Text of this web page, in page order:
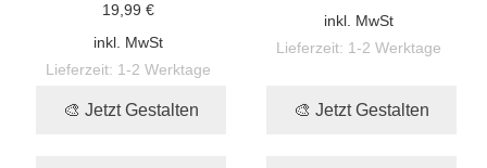
19,99 €
inkl. MwSt
Lieferzeit: 1-2 Werktage
🎨 Jetzt Gestalten
inkl. MwSt
Lieferzeit: 1-2 Werktage
🎨 Jetzt Gestalten